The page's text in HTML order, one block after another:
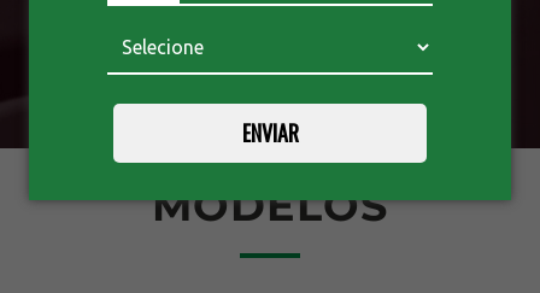
ENVIAR
SOLICITE ORÇAMENTO
MODELOS